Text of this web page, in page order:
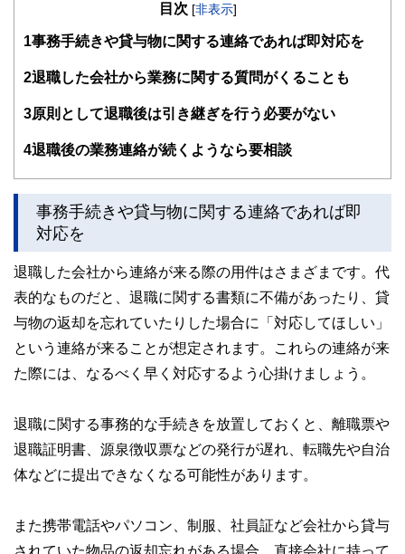
目次 [非表示]
1 事務手続きや貸与物に関する連絡であれば即対応を
2退職した会社から業務に関する質問がくることも
3原則として退職後は引き継ぎを行う必要がない
4退職後の業務連絡が続くようなら要相談
事務手続きや貸与物に関する連絡であれば即
対応を
退職した会社から連絡が来る際の用件はさまざまです。代
表的なものだと、退職に関する書類に不備があったり、貸
与物の返却を忘れていたりした場合に「対応してほしい」
という連絡が来ることが想定されます。これらの連絡が来
た際には、なるべく早く対応するよう心掛けましょう。
退職に関する事務的な手続きを放置しておくと、離職票や
退職証明書、源泉徴収票などの発行が遅れ、転職先や自治
体などに提出できなくなる可能性があります。
また携帯電話やパソコン、制服、社員証など会社から貸与
されていた物品の返却忘れがある場合、直接会社に持って